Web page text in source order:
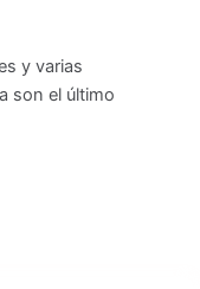
y varias
son el último